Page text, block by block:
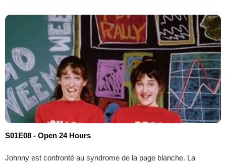
S01E08 - Open 24 Hours
Johnny est confronté au syndrome de la page blanche. La